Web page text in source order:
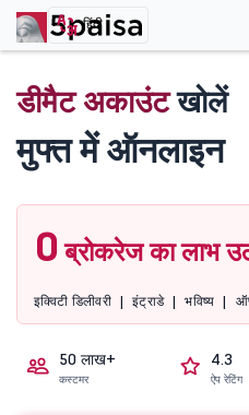
हिंदी
डीमैट अकाउंटखोलें
मुफ्त में ऑनलाइन
0ब्रोकरेज का लाभ
इक्विटी डिलीवरी | इंट्राडे | भविष्य |
50 लाख+
कस्टमर
4.3
ऐप रेटिंग